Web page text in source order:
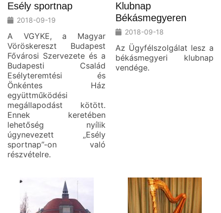
Esély sportnap
2018-09-19
A VGYKE, a Magyar
Vöröskereszt Budapest
Fővárosi Szervezete és a
Budapesti Család
Esélyteremtési és
Önkéntes Ház
együttműködési
megállapodást kötött.
Ennek keretében
lehetőség nyílik
úgynevezett „Esély
sportnap”-on való
részvételre.
Klubnap
Békásmegyeren
2018-09-18
Az Ügyfélszolgálat lesz a
békásmegyeri klubnap
vendége.